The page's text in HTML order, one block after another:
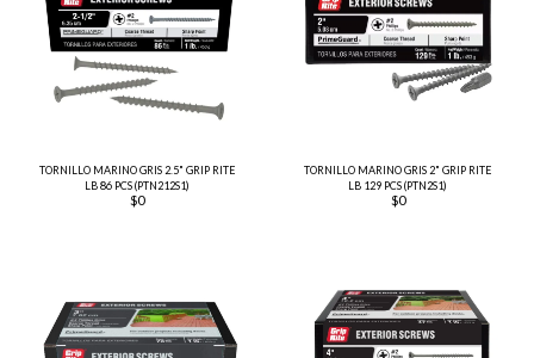
TORNILLO MARINO GRIS 2.5" GRIP RITE
LB 86 PCS (PTN212S1)
$0
TORNILLO MARINO GRIS 2" GRIP RITE
LB 129 PCS (PTN2S1)
$0